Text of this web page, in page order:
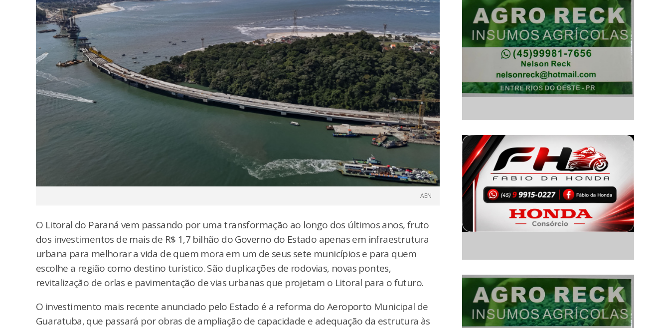
AEN
O Litoral do Paraná vem passando por uma transformação ao longo dos últimos anos, fruto
dos investimentos de mais de R$ 1,7 bilhão do Governo do Estado apenas em infraestrutura
urbana para melhorar a vida de quem mora em um de seus sete municípios e para quem
escolhe a região como destino turístico. São duplicações de rodovias, novas pontes,
revitalização de orlas e pavimentação de vias urbanas que projetam o Litoral para o futuro.
O investimento mais recente anunciado pelo Estado é a reforma do Aeroporto Municipal de
Guaratuba, que passará por obras de ampliação de capacidade e adequação da estrutura às